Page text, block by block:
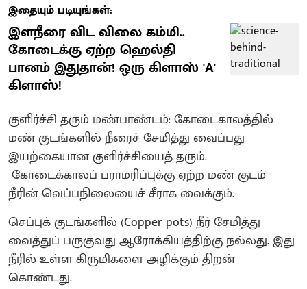
இதையும் படியுங்கள்:
இளநீரை விட விலை கம்மி..
கோடைக்கு ஏற்ற ஹெல்தி
பானம் இதுதான்! ஒரு கிளாஸ் 'A'
கிளாஸ்!
குளிர்ச்சி தரும் மண்பாண்டம்: கோடைகாலத்தில்
மண் குடங்களில் நீரைச் சேமித்து வைப்பது
இயற்கையான குளிர்ச்சியைத் தரும்.
கோடைக்காலப் பராமரிப்புக்கு ஏற்ற மண் குடம்
நீரின் வெப்பநிலையைச் சீராக வைக்கும்.
​செப்புக் குடங்களில் (Copper pots) நீர் சேமித்து
வைத்துப் பருகுவது ஆரோக்கியத்திற்கு நல்லது. இது
நீரில் உள்ள கிருமிகளை அழிக்கும் திறன்
கொண்டது.